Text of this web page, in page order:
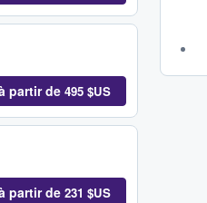
partir de 495 $US
partir de 231 $US